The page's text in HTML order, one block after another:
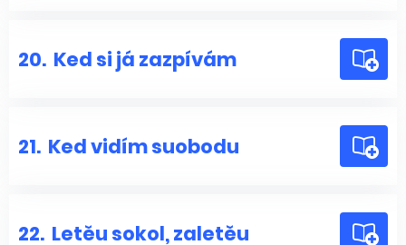
20. Ked si já zazpívám
21. Ked vidím suobodu
22. Letěu sokol, zaletěu